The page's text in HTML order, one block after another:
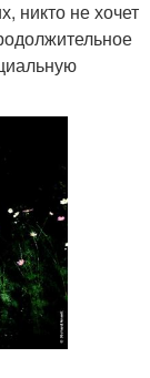
никто не хочет